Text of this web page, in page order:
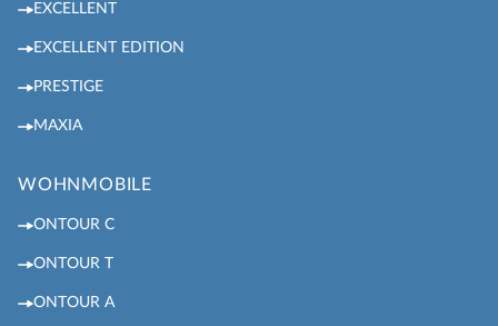
EXCELLENT
EXCELLENT EDITION
PRESTIGE
MAXIA
WOHNMOBILE
ONTOUR C
ONTOUR T
ONTOUR A